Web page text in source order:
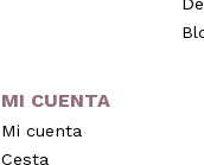
MI CUENTA
Mi cuenta
Cesta